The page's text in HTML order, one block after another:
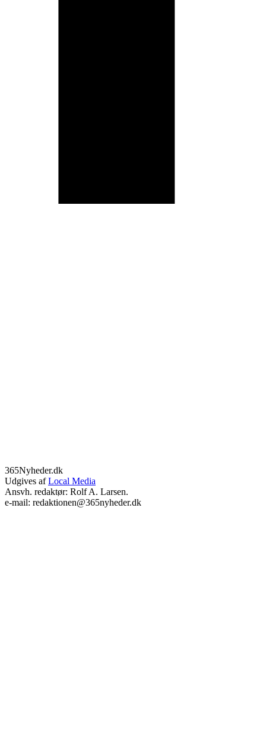
365Nyheder.dk
Udgives afLocal Media
Ansvh. redaktør: Rolf A. Larsen.
e-mail: redaktionen@365nyheder.dk